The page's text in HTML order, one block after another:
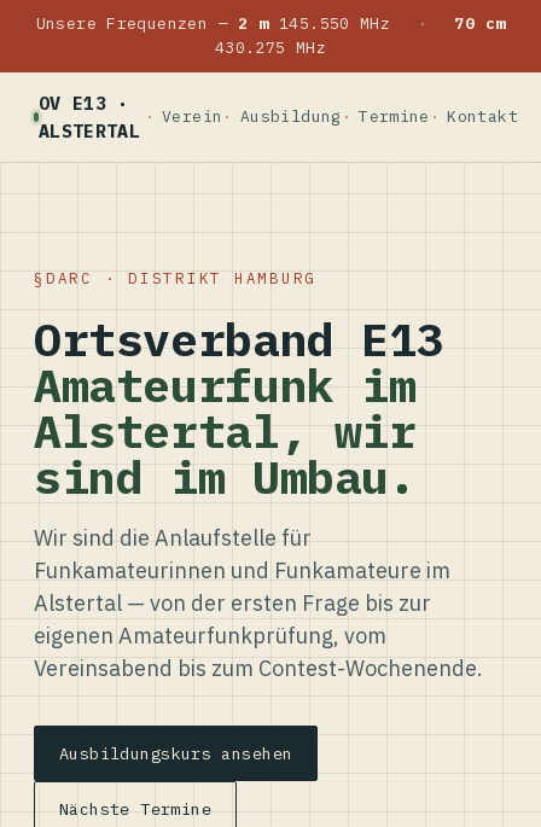
Unsere Frequenzen — 2 m145.550 MHz ·
70 cm
430.275 MHz
OV E13 ·
ALSTERTAL
Verein Ausbildung Termine Kontakt
DARC · DISTRIKT HAMBURG
Ortsverband E13
Amateurfunk im
Alstertal, wir
sind im Umbau.
Wir sind die Anlaufstelle für
Funkamateurinnen und Funkamateure im
Alstertal — von der ersten Frage bis zur
eigenen Amateurfunkprüfung, vom
Vereinsabend bis zum Contest-Wochenende.
Ausbildungskurs ansehen
Nächste Termine